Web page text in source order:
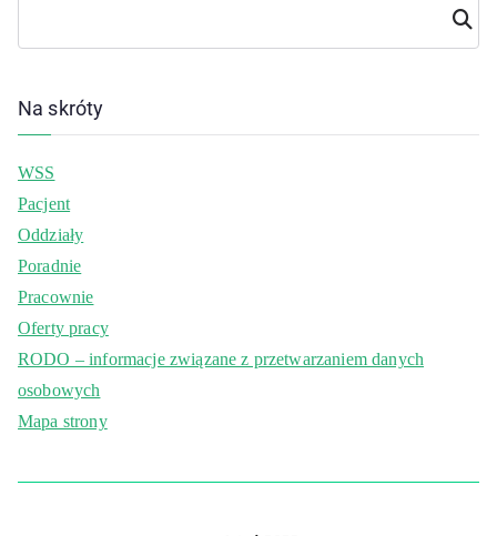
Szuka
j
Na skróty
WSS
Pacjent
Oddziały
Poradnie
Pracownie
Oferty pracy
RODO – informacje związane z przetwarzaniem danych
osobowych
Mapa strony